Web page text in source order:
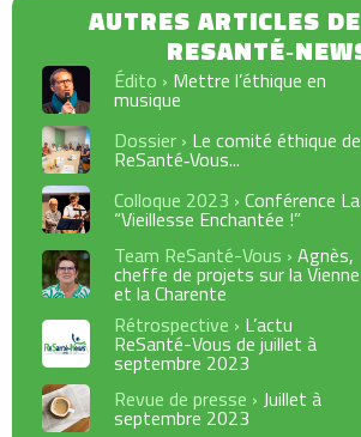
Édito › Mettre l’éthique en
musique
Dossier › Le comité éthique de
ReSanté‑Vous...
Colloque 2023 › Conférence La
“Vieillesse Enchantée !”
Team ReSanté-Vous › Agnès,
cheffe de projets sur la Vienne
et la Charente
Rétrospective › L’actu
ReSanté-Vous de juillet à
septembre 2023
Revue de presse › Juillet à
septembre 2023